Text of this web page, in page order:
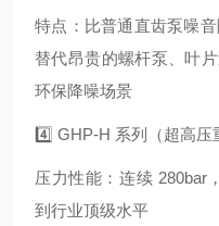
特点：比普通直齿泵噪
替代昂贵的螺杆泵、叶
环保降噪场景
4️⃣ GHP-H 系列（超高压
压力性能：连续 280bar
到行业顶级水平